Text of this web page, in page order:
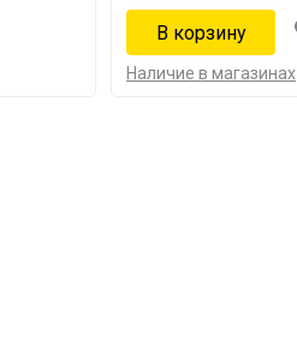
Наличие в магазинах